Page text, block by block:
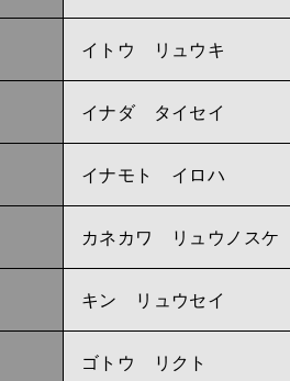
イトウ リュウキ
イナダ タイセイ
イナモト イロハ
カネカワ リュウノスケ
キン リュウセイ
ゴトウ リクト